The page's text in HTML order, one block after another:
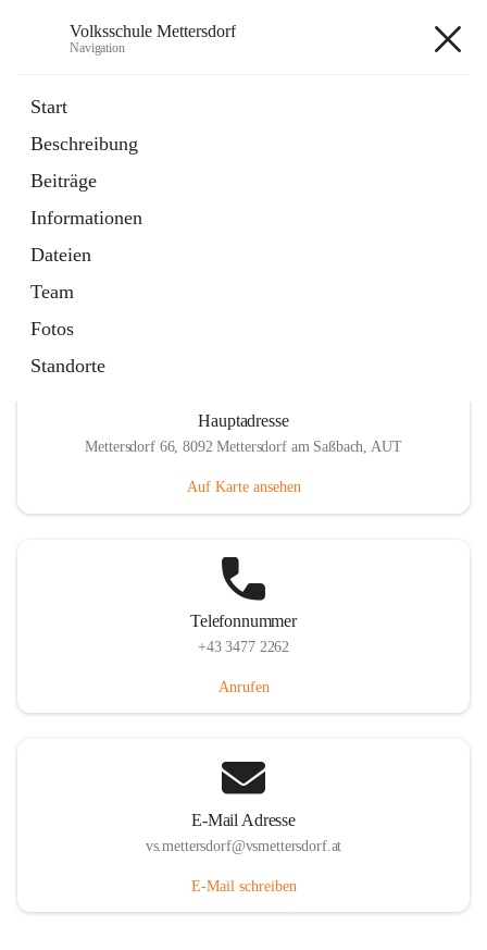
Volksschule Mettersdorf
Navigation
Start
Beschreibung
Beiträge
Informationen
Dateien
Team
Fotos
Standorte
Externe Webseite
in
Tab
Termine
Artikel
öffnet
in
neuem
Tab
Hauptadresse
Mettersdorf 66, 8092 Mettersdorf am Saßbach, AUT
Auf Karte ansehen
Telefonnummer
+43 3477 2262
Anrufen
E-Mail Adresse
vs.mettersdorf@vsmettersdorf.at
E-Mail schreiben